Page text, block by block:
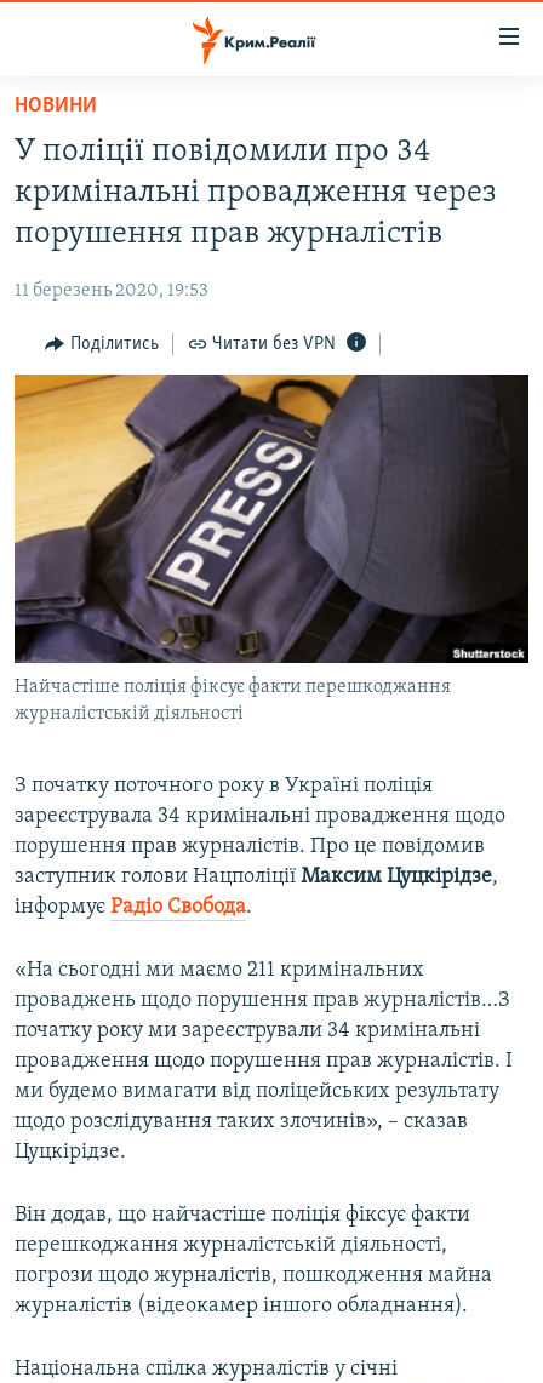
Перейти
основного
матеріалу
Перейти
до
основної
навігації
Перейти
до
пошуку
ВОДА.КРИМ
ВІДЕО ТА ФОТО
БЛОГИ
ПОГЛЯД
ІНТЕРВ'Ю
ВСЕ ЗА ДЕНЬ
СПЕЦПРОЕКТИ
ДЕПОРТАЦІЯ
ВІДЕОУРОКИ «ELIFBE»
СВІДЧЕННЯ ОКУПАЦІЇ
УКРАЇНСЬКА ПРОБЛЕМА КРИМУ
ІНФОГРАФІКА
ЯК ОБІЙТИ БЛОКУВАННЯ
Русский
Qırımtatar
ДОЛУЧАЙСЯ!
Усі сайти RFE/RL
НОВИНИ
У поліції повідомили про 34
кримінальні провадження через
порушення прав журналістів
11 березень 2020, 19:53
Поділитись Читати без VPN
Найчастіше поліція фіксує факти перешкоджання
журналістській діяльності
З початку поточного року в Україні поліція
зареєструвала 34 кримінальні провадження щодо
порушення прав журналістів. Про це повідомив
заступник голови Нацполіції Максим Цуцкірідзе,
інформує Радіо Свобода.​
«На сьогодні ми маємо 211 кримінальних
проваджень щодо порушення прав журналістів…З
початку року ми зареєстрували 34 кримінальні
провадження щодо порушення прав журналістів. І
ми будемо вимагати від поліцейських результату
щодо розслідування таких злочинів», – сказав
Цуцкірідзе.
Він додав, що найчастіше поліція фіксує факти
перешкоджання журналістській діяльності,
погрози щодо журналістів, пошкодження майна
журналістів (відеокамер іншого обладнання).
Національна спілка журналістів у січні